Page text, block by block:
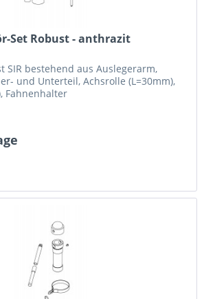
Set Robust - anthrazit
SIR bestehend aus Auslegerarm,
und Unterteil, Achsrolle (L=30mm),
Fahnenhalter